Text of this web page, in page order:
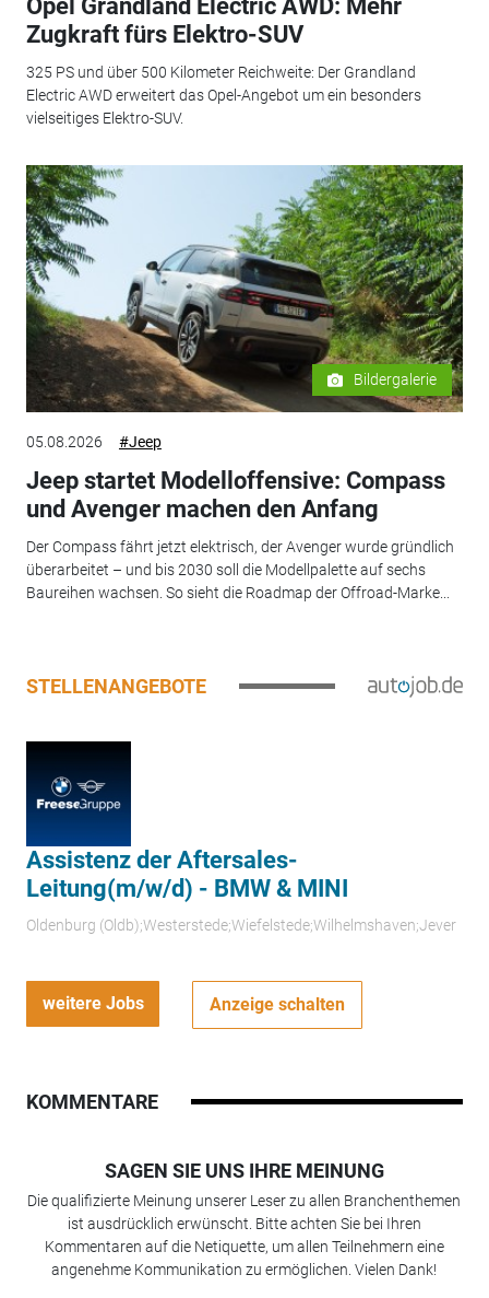
Opel Grandland Electric AWD: Mehr
Zugkraft fürs Elektro-SUV
325 PS und über 500 Kilometer Reichweite: Der Grandland
Electric AWD erweitert das Opel-Angebot um ein besonders
vielseitiges Elektro-SUV.
Bildergalerie
05.08.2026 #Jeep
Jeep startet Modelloffensive: Compass
und Avenger machen den Anfang
Der Compass fährt jetzt elektrisch, der Avenger wurde gründlich
überarbeitet – und bis 2030 soll die Modellpalette auf sechs
Baureihen wachsen. So sieht die Roadmap der Offroad-Marke...
STELLENANGEBOTE
Assistenz der Aftersales-
Leitung(m/w/d) - BMW & MINI
Oldenburg (Oldb);Westerstede;Wiefelstede;Wilhelmshaven;Jever
weitere Jobs Anzeige schalten
KOMMENTARE
SAGEN SIE UNS IHRE MEINUNG
Die qualifizierte Meinung unserer Leser zu allen Branchenthemen
ist ausdrücklich erwünscht. Bitte achten Sie bei Ihren
Kommentaren auf die Netiquette, um allen Teilnehmern eine
angenehme Kommunikation zu ermöglichen. Vielen Dank!